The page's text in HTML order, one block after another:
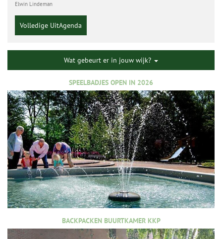
Elwin Lindeman
Volledige UitAgenda
Wat gebeurt er in jouw wijk?
SPEELBADJES OPEN IN 2026
BACKPACKEN BUURTKAMER KKP